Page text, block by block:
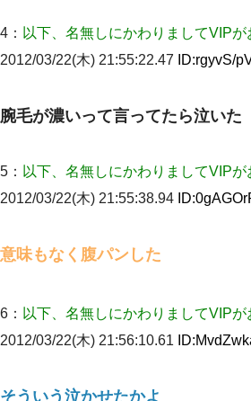
私『貯金貯まったし、やっと家建てられ
帯住宅にした。それに貯金使った」→私『
っ」私『使った貯金はあげるから』→す
我が家のガレージに見知らぬ車。俺「も
って知ってるの？」相手『 』結果→
｢昨日はお兄ちゃんと一緒にお風呂に入っ
4： 以下、名無しにかわりましてVIPが
2012/03/22(木) 21:55:22.47 ID:rgyvS/
腕毛が濃いって言ってたら泣いた
5： 以下、名無しにかわりましてVIPが
2012/03/22(木) 21:55:38.94 ID:
意味もなく腹パンした
6： 以下、名無しにかわりましてVIPが
2012/03/22(木) 21:56:10.61 ID:
そういう泣かせたかよ